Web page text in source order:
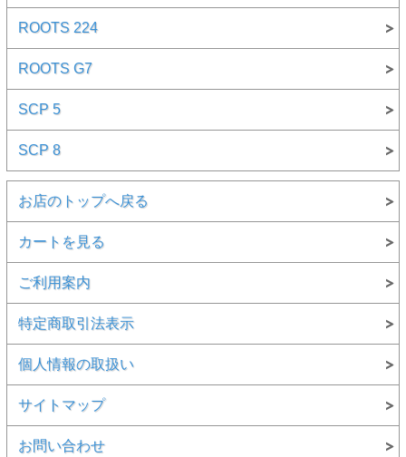
ROOTS 224
ROOTS G7
SCP 5
SCP 8
お店のトップへ戻る
カートを見る
ご利用案内
特定商取引法表示
個人情報の取扱い
サイトマップ
お問い合わせ